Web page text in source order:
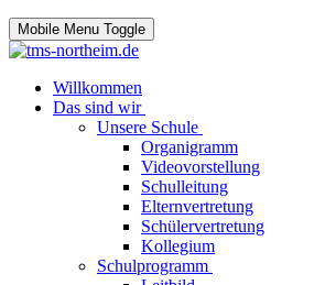
Mobile Menu Toggle
Willkommen
Das sind wir
Unsere Schule
Organigramm
Videovorstellung
Schulleitung
Elternvertretung
Schülervertretung
Kollegium
Schulprogramm